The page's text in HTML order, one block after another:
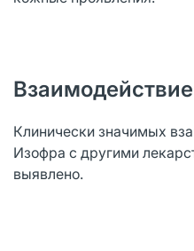
Взаимодействие
Клинически значимых
Изофра с другими
выявлено.